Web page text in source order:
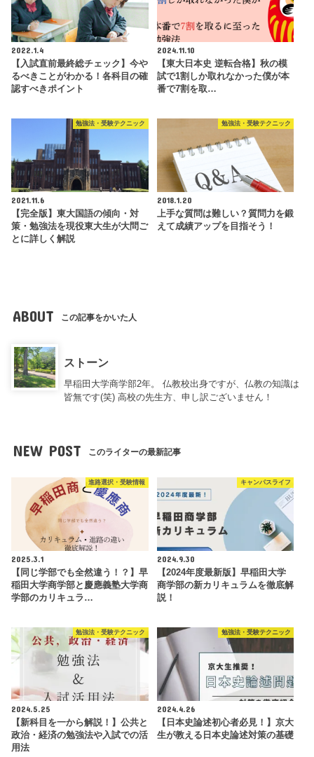
2022.1.4
【入試直前最終総チェック】今や
るべきことがわかる！各科目の確
認すべきポイント
2024.11.10
【東大日本史 逆転合格】秋の模
試で1割しか取れなかった僕が本
番で7割を取…
勉強法・受験テクニック
2021.11.6
【完全版】東大国語の傾向・対
策・勉強法を現役東大生が大問ご
とに詳しく解説
勉強法・受験テクニック
2018.1.20
上手な質問は難しい？質問力を鍛
えて成績アップを目指そう！
ABOUT この記事をかいた人
ストーン
早稲田大学商学部2年。 仏教校出身ですが、仏教の知識は
皆無です(笑) 高校の先生方、申し訳ございません！
NEW POST このライターの最新記事
進路選択・受験情報
2025.3.1
【同じ学部でも全然違う！？】早
稲田大学商学部と慶應義塾大学商
学部のカリキュラ…
キャンパスライフ
2024.9.30
【2024年度最新版】早稲田大学
商学部の新カリキュラムを徹底解
説！
勉強法・受験テクニック
2024.5.25
【新科目を一から解説！】公共と
政治・経済の勉強法や入試での活
用法
勉強法・受験テクニック
2024.4.26
【日本史論述初心者必見！】京大
生が教える日本史論述対策の基礎